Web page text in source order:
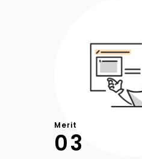
Merit
03